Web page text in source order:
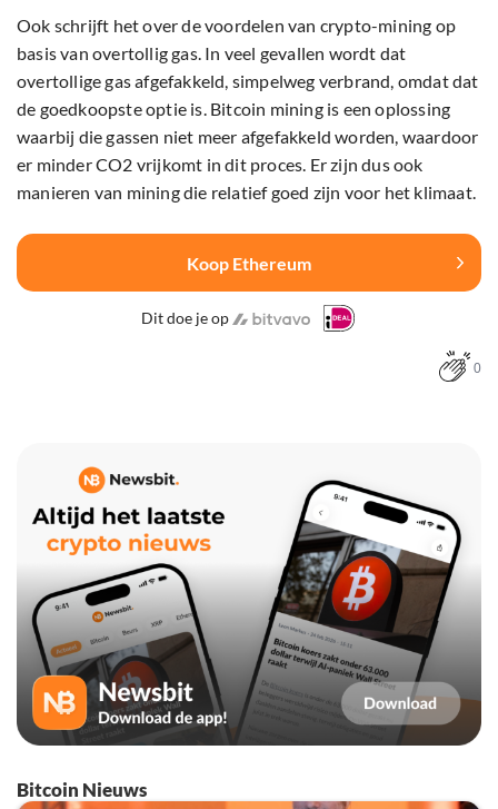
Ook schrijft het over de voordelen van crypto-mining op
basis van overtollig gas. In veel gevallen wordt dat
overtollige gas afgefakkeld, simpelweg verbrand, omdat dat
de goedkoopste optie is. Bitcoin mining is een oplossing
waarbij die gassen niet meer afgefakkeld worden, waardoor
er minder CO2 vrijkomt in dit proces. Er zijn dus ook
manieren van mining die relatief goed zijn voor het klimaat.
Koop Ethereum
Dit doe je op
0
Bitcoin Nieuws